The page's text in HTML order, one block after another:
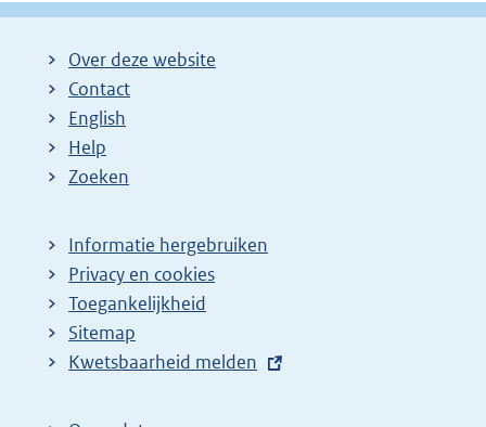
Over deze website
Contact
English
Help
Zoeken
Informatie hergebruiken
Privacy en cookies
Toegankelijkheid
Sitemap
E
t
Kwetsbaarheid melden